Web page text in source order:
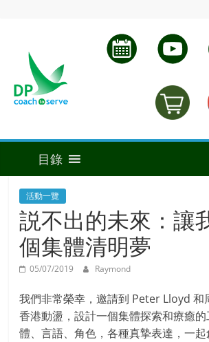
活動一覽
説不出的未來：讓
個集體清明夢
05/07/2019 Raymond
我們非常榮幸，邀請到 Peter Lloyd 和
香港動盪，設計一個集體探索和療癒
體、言語、角色，各種真摯表達，一